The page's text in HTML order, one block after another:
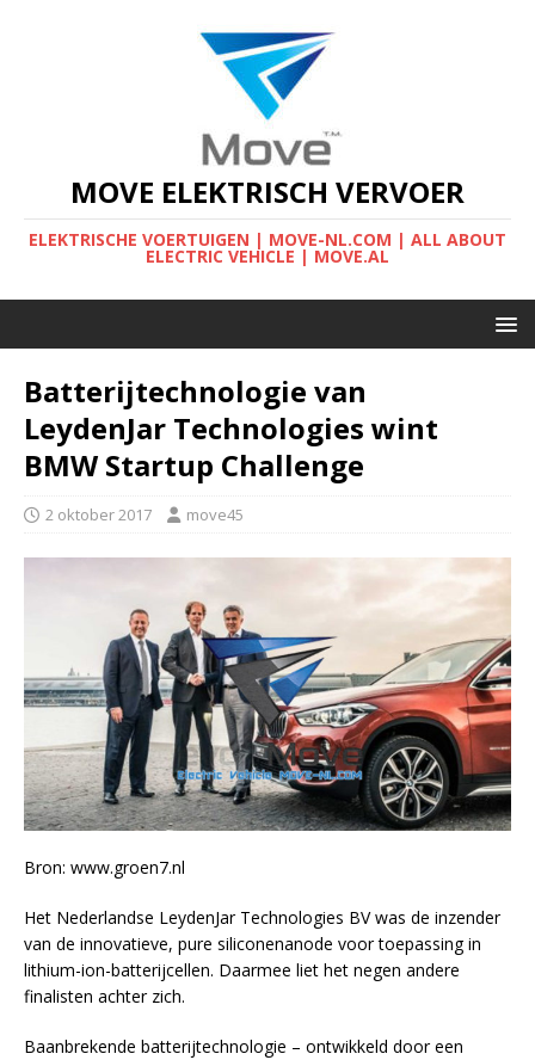
MOVE ELEKTRISCH VERVOER
ELEKTRISCHE VOERTUIGEN | MOVE-NL.COM | ALL ABOUT
ELECTRIC VEHICLE | MOVE.AL
Batterijtechnologie van
LeydenJar Technologies wint
BMW Startup Challenge
2 oktober 2017 move45
Bron: www.groen7.nl
Het Nederlandse LeydenJar Technologies BV was de inzender
van de innovatieve, pure siliconenanode voor toepassing in
lithium-ion-batterijcellen. Daarmee liet het negen andere
finalisten achter zich.
Baanbrekende batterijtechnologie – ontwikkeld door een